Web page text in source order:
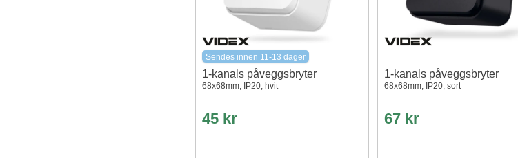
Sendes innen 11-13 dager
1-kanals påveggsbryter
68x68mm, IP20, hvit
45 kr
1-kanals påveggsbryter
68x68mm, IP20, sort
67 kr